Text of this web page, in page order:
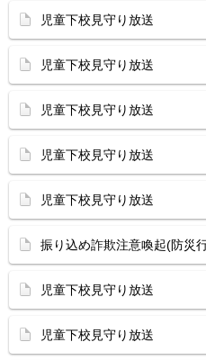
児童下校見守り放送
児童下校見守り放送
児童下校見守り放送
児童下校見守り放送
児童下校見守り放送
振り込め詐欺注意喚起(防災
児童下校見守り放送
児童下校見守り放送